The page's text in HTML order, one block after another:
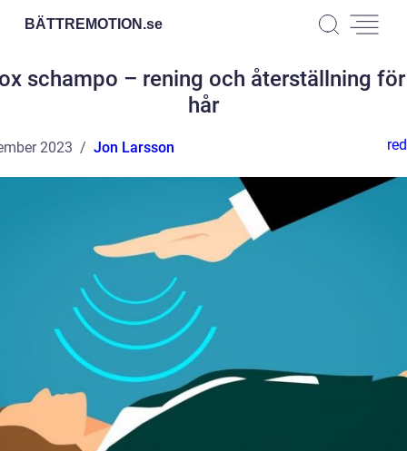
BÄTTREMOTION.se
schampo – rening och återställning
hår
2023 Jon Larsson